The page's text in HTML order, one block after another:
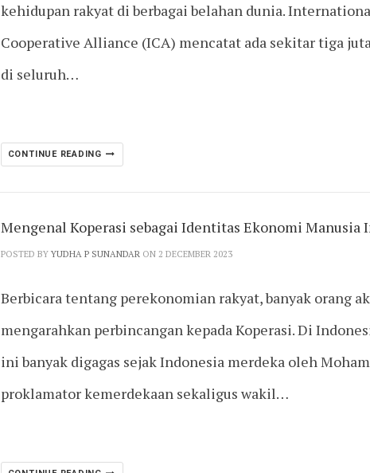
kehidupan rakyat di berbagai belahan dunia.
Cooperative Alliance (ICA) mencatat ada sekitar tiga
di seluruh…
CONTINUE READING
Mengenal Koperasi sebagai Identitas Ekonomi Manusia
POSTED BY YUDHA P SUNANDARON 2 DECEMBER 2023
Berbicara tentang perekonomian rakyat, banyak orang
mengarahkan perbincangan kepada Koperasi. Di
ini banyak digagas sejak Indonesia merdeka oleh
proklamator kemerdekaan sekaligus wakil…